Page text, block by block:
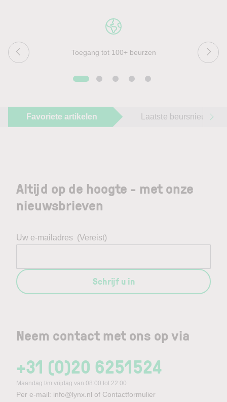
Toegang tot 100+ beurzen
Favoriete artikelen Laatste beursnieuws
Neem contact met ons op via
+31 (0)20 6251524
Maandag t/m vrijdag van 08:00 tot 22:00
Per e-mail: info@lynx.nl of Contactformulier
Altijd op de hoogte - met onze
nieuwsbrieven
Uw e-mailadres (Vereist)
Schrijf u in